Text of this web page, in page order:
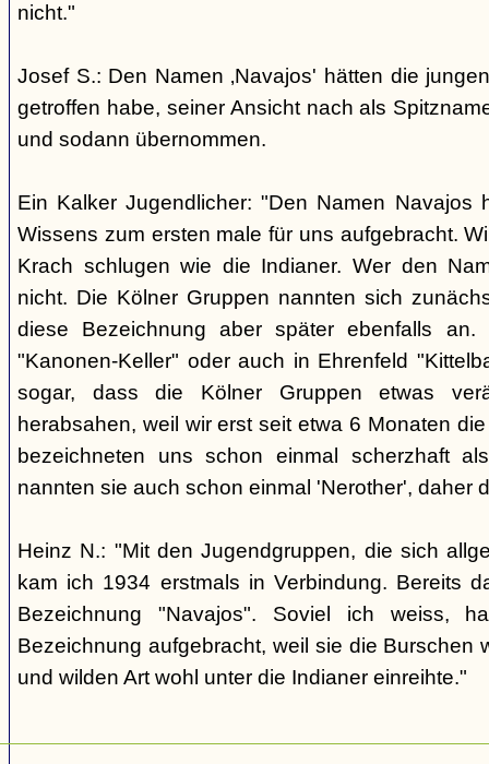
nicht."
Josef S.: Den Namen ‚Navajos' hätten die
getroffen habe, seiner Ansicht nach als
und sodann übernommen.
Ein Kalker Jugendlicher: "Den Namen Navajos
Wissens zum ersten male für uns aufgebracht.
Krach schlugen wie die Indianer. Wer den
nicht. Die Kölner Gruppen nannten sich
diese Bezeichnung aber später ebenfalls
"Kanonen-Keller" oder auch in Ehrenfeld
sogar, dass die Kölner Gruppen etwas
herabsahen, weil wir erst seit etwa 6 Monaten
bezeichneten uns schon einmal scherzhaft
nannten sie auch schon einmal 'Nerother', daher
Heinz N.: "Mit den Jugendgruppen, die sich
kam ich 1934 erstmals in Verbindung. Bereits
Bezeichnung "Navajos". Soviel ich weiss,
Bezeichnung aufgebracht, weil sie die Burschen
und wilden Art wohl unter die Indianer einreihte."